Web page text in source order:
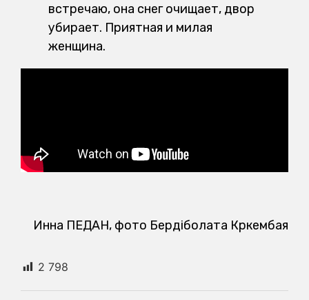
встречаю, она снег очищает, двор
убирает. Приятная и милая
женщина.
Инна ПЕДАН, фото Бердіболата Көркембая
2 798